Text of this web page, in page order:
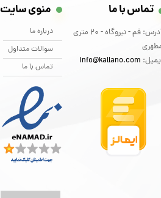
تماس با ما
آدرس: قم - نیروگاه - 20 متری
info@kallano.com​​​​​​​
منوی سایت
درباره ما
سوالات متداول
تماس با ما